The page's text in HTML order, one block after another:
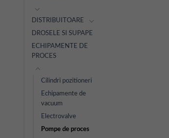
DISTRIBUITOARE
DROSELE SI SUPAPE
ECHIPAMENTE DE
PROCES
Cilindri pozitioneri
Echipamente de
vacuum
Electrovalve
Pompe de proces